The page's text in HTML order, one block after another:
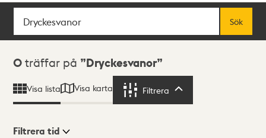
Sök
Sök
Sökresultat
0 träffar på Dryckesvanor
Visa lista Visa karta Filtrera
Filtrera tid